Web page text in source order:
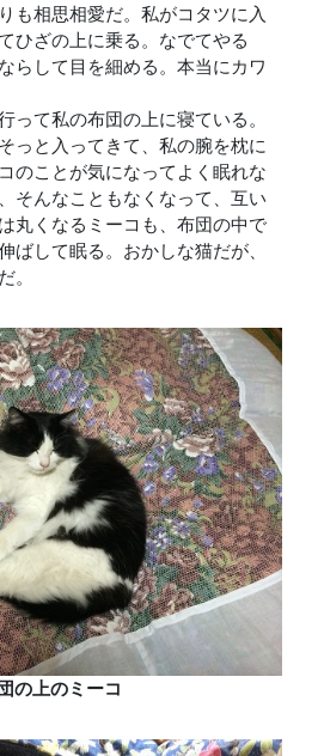
も相思相愛だ。私がコタツに入
ひざの上に乗る。なでてやる
らして目を細める。本当にカワ
て私の布団の上に寝ている。
っと入ってきて、私の腕を枕に
のことが気になってよく眠れな
そんなこともなくなって、互い
丸くなるミーコも、布団の中で
ばして眠る。おかしな猫だが、
。
の上のミーコ